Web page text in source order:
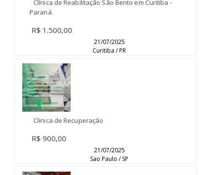
Clínica de Reabilitação São Bento em Curitiba -
Paraná
R$ 1.500,00
21/07/2025
Curitiba / PR
Clinica de Recuperação
R$ 900,00
21/07/2025
Sao Paulo / SP